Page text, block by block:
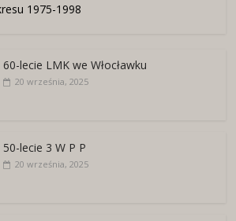
1975-1998
60-lecie LMK we Włocławku
20 września, 2025
50-lecie 3 W P P
20 września, 2025